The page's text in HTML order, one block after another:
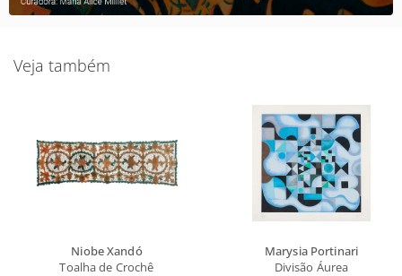
Veja também
Niobe Xandó
Toalha de Crochê
Marysia Portinari
Divisão Áurea